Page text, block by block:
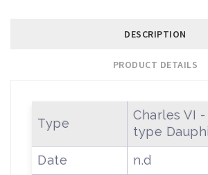
DESCRIPTION
PRODUCT DETAILS
Type
Charles VI
type
Date
n.d